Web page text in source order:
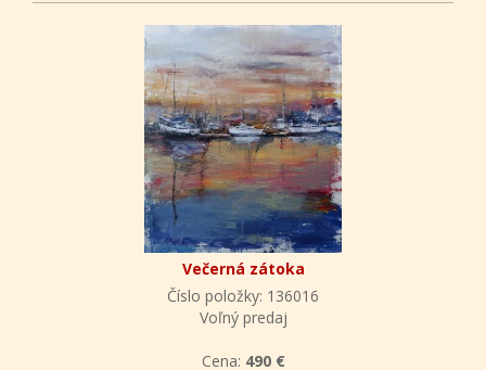
Večerná zátoka
Číslo položky: 136016
Voľný predaj
Cena: 490 €